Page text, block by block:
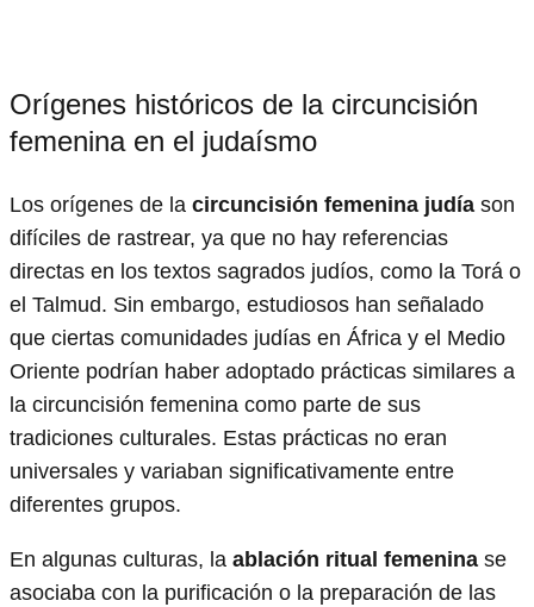
Orígenes históricos de la circuncisión
femenina en el judaísmo
Los orígenes de la circuncisión femenina judía son
difíciles de rastrear, ya que no hay referencias
directas en los textos sagrados judíos, como la Torá o
el Talmud. Sin embargo, estudiosos han señalado
que ciertas comunidades judías en África y el Medio
Oriente podrían haber adoptado prácticas similares a
la circuncisión femenina como parte de sus
tradiciones culturales. Estas prácticas no eran
universales y variaban significativamente entre
diferentes grupos.
En algunas culturas, la ablación ritual femenina se
asociaba con la purificación o la preparación de las